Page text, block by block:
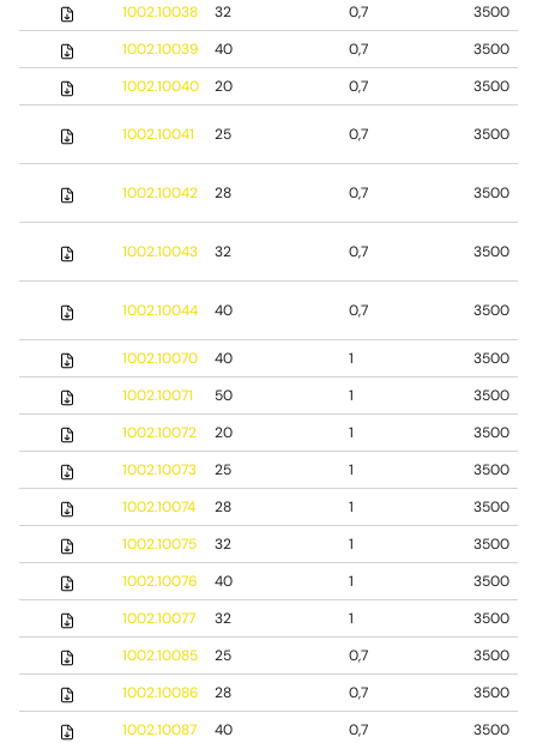
1002.10038
32 0,7
3500
1002.10039
40 0,7
3500
1002.10040
20 0,7 3500
1002.10041 25 0,7 3500
1002.10042 28 0,7 3500
1002.10043 32 0,7 3500
1002.10044 40 0,7 3500
1002.10070 40 1
3500
1002.10071
50 1
3500
1002.10072
20 1
3500
1002.10073
25 1
3500
1002.10074
28 1
3500
1002.10075
32 1
3500
1002.10076
40 1
3500
1002.10077
32 1
3500
1002.10085
25 0,7
3500
1002.10086
28 0,7
3500
1002.10087
40 0,7
3500